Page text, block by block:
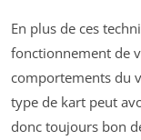
En plus de ces
fonctionnement de
comportements du
type de kart peut
donc toujours bon